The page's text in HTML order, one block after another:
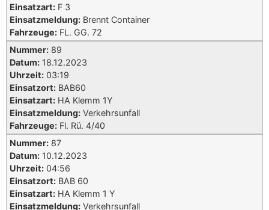
Einsatzart: F 3
Einsatzmeldung: Brennt Container
Fahrzeuge: FL. GG. 72
Nummer: 89
Datum: 18.12.2023
Uhrzeit: 03:19
Einsatzort: BAB60
Einsatzart: HA Klemm 1Y
Einsatzmeldung: Verkehrsunfall
Fahrzeuge: Fl. Rü. 4/40
Nummer: 87
Datum: 10.12.2023
Uhrzeit: 04:56
Einsatzort: BAB 60
Einsatzart: HA Klemm 1 Y
Einsatzmeldung: Verkehrsunfall